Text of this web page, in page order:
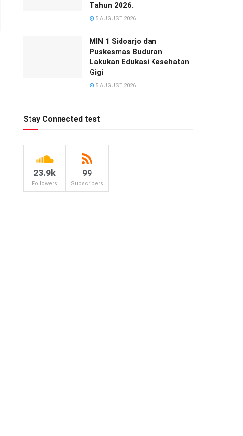
Tahun 2026.
5 AUGUST 2026
MIN 1 Sidoarjo dan
Puskesmas Buduran
Lakukan Edukasi Kesehatan
Gigi
5 AUGUST 2026
Stay Connected test
23.9k
Followers
99
Subscribers